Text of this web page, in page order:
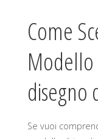
Come
Modello
disegno
Se vuoi